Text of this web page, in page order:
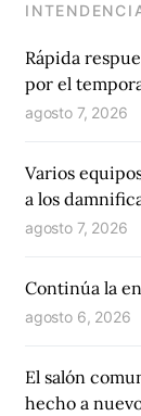
Rápida
por el
agosto 7, 2026
Varios
a los
agosto 7, 2026
Continúa la
agosto 6, 2026
El salón
hecho a